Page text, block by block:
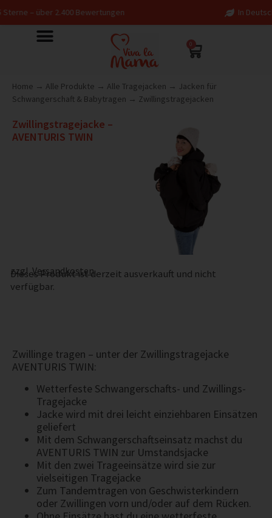
2.400 Bewertungen In Deutschland
0
Home → Alle Produkte → Alle Tragejacken → Jacken für
Schwangerschaft & Babytragen → Zwillingstragejacken
Zwillingstragejacke –
AVENTURIS TWIN
zzgl.Versandkosten
Dieses Produkt ist derzeit ausverkauft und nicht
verfügbar.
Zwillinge tragen – unter der Zwillingstragejacke
AVENTURIS TWIN:
Wetterfeste Schwangerschafts- und Zwillings-
Tragejacke
Jacke wird mit drei leicht einziehbaren Einsätzen
geliefert
Mit dem Schwangerschaftseinsatz machst du
AVENTURIS TWIN zur Umstandsjacke
Mit den zwei Trageeinsätze wird sie zur
vielseitigen Tragejacke
Zum Tandemtragen von Geschwisterkindern
oder Zwillingen vorn und/oder auf dem Rücken.